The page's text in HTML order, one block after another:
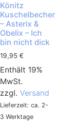
Könitz
Kuschelbecher
– Asterix &
Obelix – Ich
bin nicht dick
19,95 €
Enthält 19%
MwSt.
zzgl. Versand
Lieferzeit: ca. 2-
3 Werktage